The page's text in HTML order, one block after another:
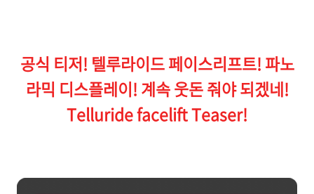
공식 티저! 텔루라이드 페이스리프트! 파노
라믹 디스플레이! 계속 웃돈 줘야 되겠네!
Telluride facelift Teaser!